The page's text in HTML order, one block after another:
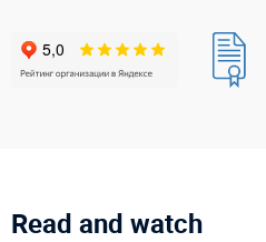
Read and watch